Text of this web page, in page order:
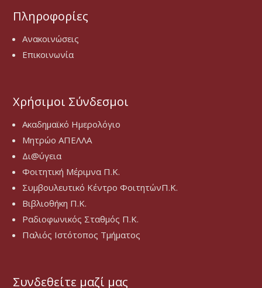
Πληροφορίες
Ανακοινώσεις
Επικοινωνία
Χρήσιμοι Σύνδεσμοι
Ακαδημαϊκό Ημερολόγιο
Μητρώο ΑΠΕΛΛΑ
Δι@ύγεια
Φοιτητική Μέριμνα Π.Κ.
Συμβουλευτικό Κέντρο ΦοιτητώνΠ.Κ.
Βιβλιοθήκη Π.Κ.
Ραδιοφωνικός Σταθμός Π.Κ.
Παλιός Ιστότοπος Τμήματος
Συνδεθείτε μαζί μας